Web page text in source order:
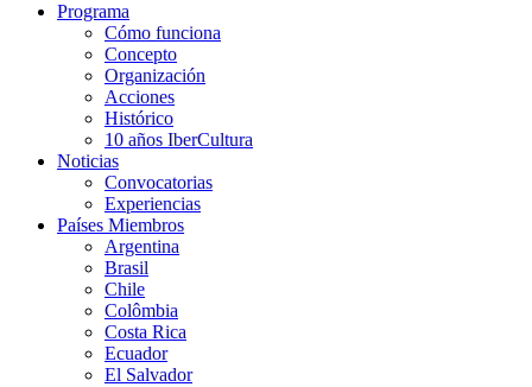
Programa
Cómo funciona
Concepto
Organización
Acciones
Histórico
10 años IberCultura
Noticias
Convocatorias
Experiencias
Países Miembros
Argentina
Brasil
Chile
Colômbia
Costa Rica
Ecuador
El Salvador